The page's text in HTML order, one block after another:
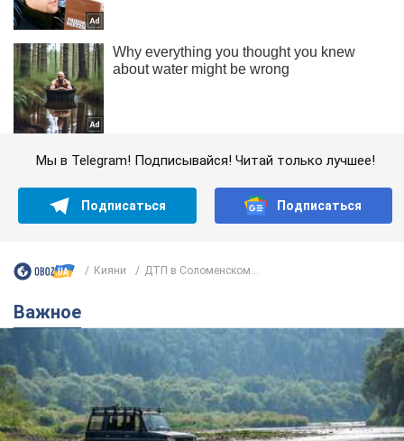
Мы в Telegram! Подписывайся! Читай только лучшее!
Подписаться Подписаться
Кияни ДТП в Соломенском...
Важное